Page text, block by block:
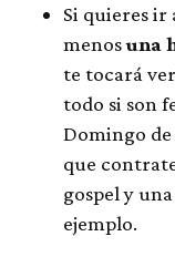
Si quieres ir
menosuna
te tocará
todo si son
Domingo de
que
gospel y una
ejemplo.